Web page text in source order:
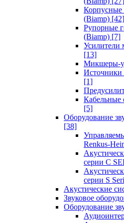
Корпусные
(Biamp) [42]
Рупорные
(Biamp) [7]
Усилители
[13]
Микшеры-
Источники
[1]
Кабельные
[5]
Оборудование
[38]
Renkus-
серии C
серии S
Акустические
Звуковое
Оборудование